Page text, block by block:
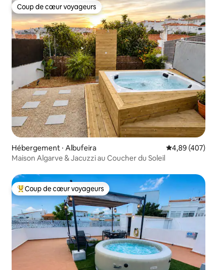
Coup de cœur voyageurs
Coup de cœur voyageurs
Hébergement ⋅ Albufeira Évaluation
4,89 (407)
Maison Algarve & Jacuzzi au Coucher du Soleil
Coups de cœur voyageurs les plus appréciés
Coup de cœur voyageurs